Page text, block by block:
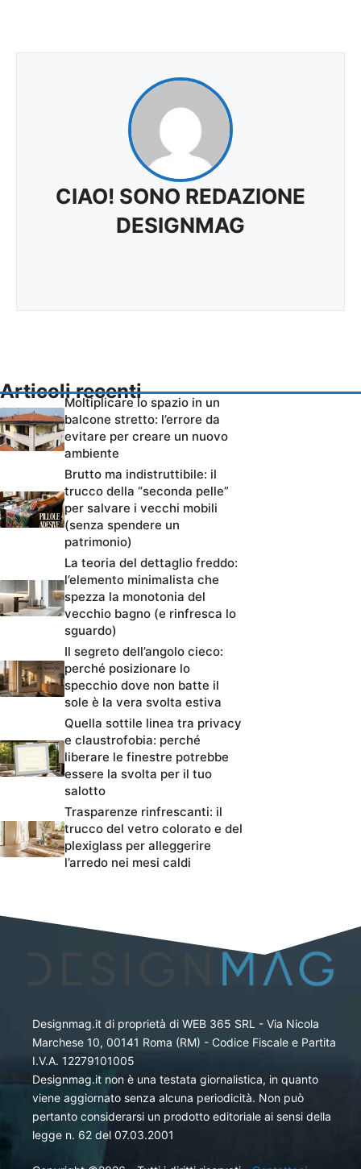
CIAO! SONO REDAZIONE
DESIGNMAG
Articoli recenti
Moltiplicare lo spazio in un
balcone stretto: l’errore da
evitare per creare un nuovo
ambiente
Brutto ma indistruttibile: il
trucco della “seconda pelle”
per salvare i vecchi mobili
(senza spendere un
patrimonio)
La teoria del dettaglio freddo:
l’elemento minimalista che
spezza la monotonia del
vecchio bagno (e rinfresca lo
sguardo)
Il segreto dell’angolo cieco:
perché posizionare lo
specchio dove non batte il
sole è la vera svolta estiva
Quella sottile linea tra privacy
e claustrofobia: perché
liberare le finestre potrebbe
essere la svolta per il tuo
salotto
Trasparenze rinfrescanti: il
trucco del vetro colorato e del
plexiglass per alleggerire
l’arredo nei mesi caldi
Designmag.it di proprietà di WEB 365 SRL - Via Nicola
Marchese 10, 00141 Roma (RM) - Codice Fiscale e Partita
I.V.A. 12279101005
Designmag.it non è una testata giornalistica, in quanto
viene aggiornato senza alcuna periodicità. Non può
pertanto considerarsi un prodotto editoriale ai sensi della
legge n. 62 del 07.03.2001